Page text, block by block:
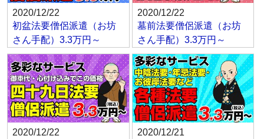
2020/12/22
初盆法要僧侶派遣（お坊
さん手配）3.3万円～
2020/12/22
墓前法要僧侶派遣（お坊
さん手配）3.3万円～
2020/12/22
2020/12/21